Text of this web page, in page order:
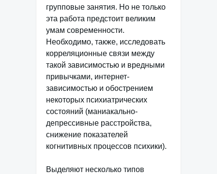
групповые занятия. Но не только
эта работа предстоит великим
умам современности.
Необходимо, также, исследовать
корреляционные связи между
такой зависимостью и вредными
привычками, интернет-
зависимостью и обострением
некоторых психиатрических
состояний (маниакально-
депрессивные расстройства,
снижение показателей
когнитивных процессов психики).
Выделяют несколько типов